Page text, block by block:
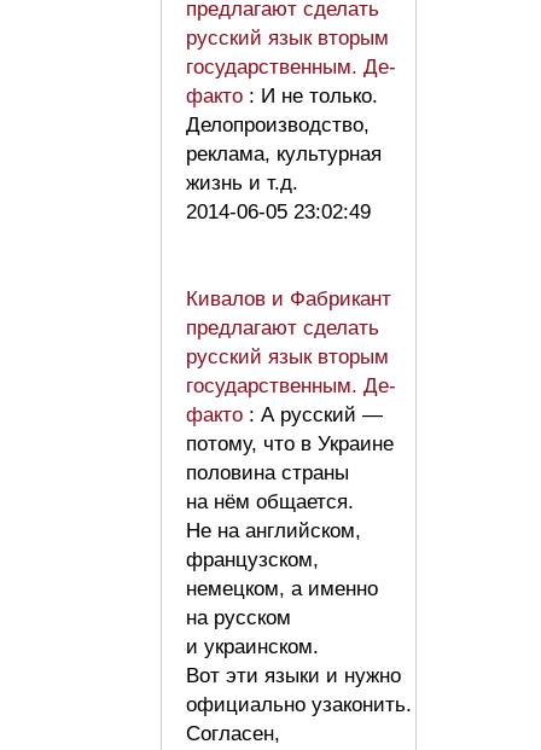
предлагают сделать
русский язык вторым
государственным. Де-
факто : И не только.
Делопроизводство,
реклама, культурная
жизнь и т.д.
2014-06-05 23:02:49
Кивалов и Фабрикант
предлагают сделать
русский язык вторым
государственным. Де-
факто : А русский —
потому, что в Украине
половина страны
на нём общается.
Не на английском,
французском,
немецком, а именно
на русском
и украинском.
Вот эти языки и нужно
официально узаконить.
Согласен,